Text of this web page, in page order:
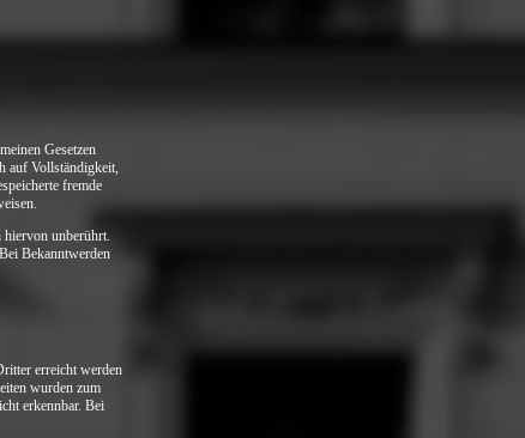
Gesetzen
auf Vollständigkeit,
fremde
hiervon unberührt.
Bekanntwerden
erreicht werden
wurden zum
erkennbar. Bei